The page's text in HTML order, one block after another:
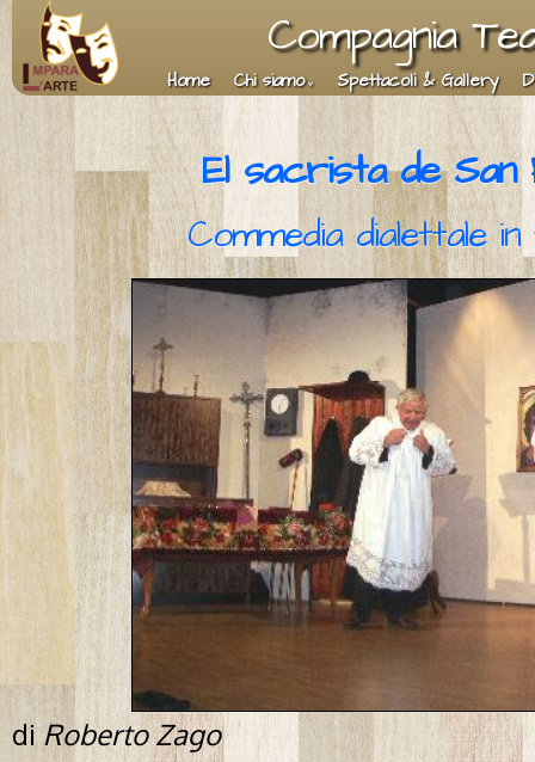
Compagnia
Home Chi siamo Spettacoli & Gallery
El sacrista de San
Commedia dialettale
diRoberto Zago